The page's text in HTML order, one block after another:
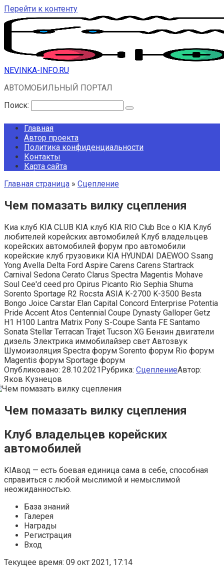
Перейти к контенту
NEVINKA-INFO.RU
АВТОМОБИЛЬНЫЙ ПОРТАЛ
Поиск:
Главная
Автор проекта
Политика конфиденциальности
Контакты
Карта сайта
Главная страница » Сцепление
Чем помазать вилку сцепления
Киа клуб KIA CLUB KIA клуб KIA RIO Club Все о KIA Клуб
любителей корейских автомобилей Клуб владельцев
корейских автомобилей форум про автомобили
корейские клуб грузовики KIA HYUNDAI DAEWOO Ssang
Yong Avella Delta Ford Aspire Carens Carens Startrack
Carnival Sedona Cerato Clarus Spectra Magentis Mohave
Soul Cee'd ceed pro Opirus Picanto Rio Sephia Shuma
Sorento Sportage R2 Rocsta ASIA K-2700 K-3500 Besta
Bongo Joice Carstar Elan Capital Concord Enterprise Potentia
Pride Accent Atos Centennial Coupe Dynasty Galloper Getz
H1 H100 Lantra Matrix Pony S-Coupe Santa FE Santamo
Sonata Stellar Terracan Trajet Tucson XG Бензин двигатели
дизель Электрика иммобилайзер свет Автозвук
Шумоизоляция Spectra форум Sorento форум Rio форум
Magentis форум Sportage форум
Опубликовано: 28.10.2021Рубрика: СцеплениеАвтор:
Яков Кузнецов
Чем помазать вилку сцепления
Клуб владельцев корейских
автомобилей
KIAвод — есть боевая единица сама в себе, способная
справиться с любой мыслимой и немыслимой
неожиданностью.
База знаний
Галерея
Награды
Регистрация
Вход
Текущее время: 09 окт 2021, 17:14